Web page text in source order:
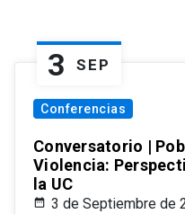
3 SEP
Conferencias
Conversatorio |
Violencia:
la UC
3 de Septiembre de